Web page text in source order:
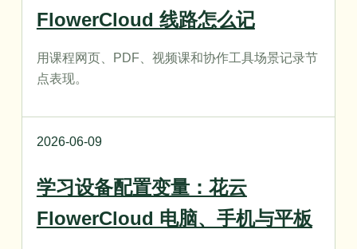
FlowerCloud 线路怎么记
用课程网页、PDF、视频课和协作工具场景记录节
点表现。
2026-06-09
学习设备配置变量：花云
FlowerCloud 电脑、手机与平板